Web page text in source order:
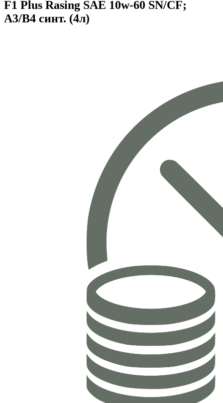
F1 Plus Rasing SAE 10w-60 SN/CF;
A3/B4 синт. (4л)